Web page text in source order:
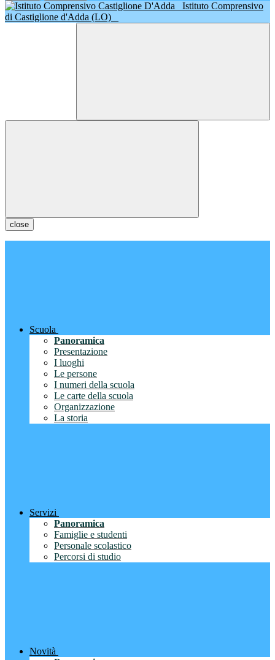
Istituto Comprensivo
di Castiglione d'Adda (LO)
close
Scuola
Panoramica
Presentazione
I luoghi
Le persone
I numeri della scuola
Le carte della scuola
Organizzazione
La storia
Servizi
Panoramica
Famiglie e studenti
Personale scolastico
Percorsi di studio
Novità